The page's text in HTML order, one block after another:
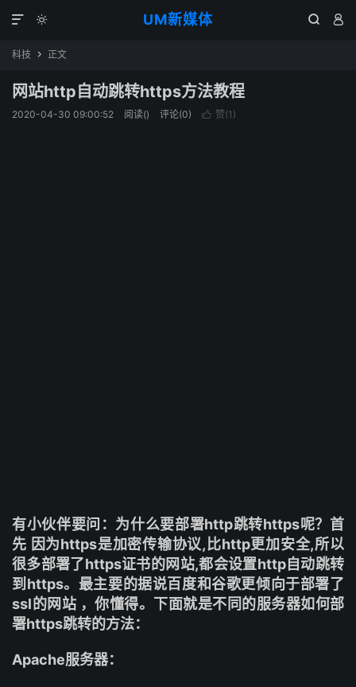
UM新媒体
  

科技  正文
网站http自动跳转https方法教程
2020-04-30 09:00:52 阅读() 评论(0)  赞(1 )
有小伙伴要问：为什么要部署http跳转https呢？首
先 因为https是加密传输协议,比http更加安全,所以
很多部署了https证书的网站,都会设置http自动跳转
到https。最主要的据说百度和谷歌更倾向于部署了
ssl的网站 ，你懂得。下面就是不同的服务器如何部
署https跳转的方法：
Apache服务器：